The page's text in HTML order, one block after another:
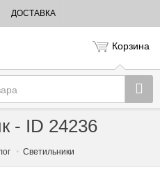
ДОСТАВКА
Корзина
- ID 24236
Светильники